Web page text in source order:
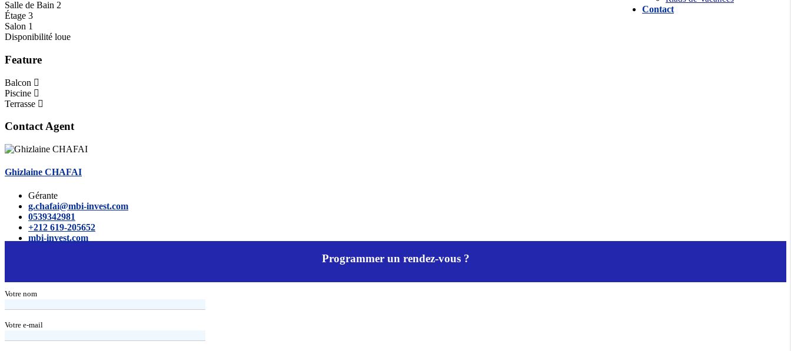
Contact
Salle de Bain 2
Étage 3
Salon 1
Disponibilité loue
Feature
Balcon
Piscine
Terrasse
Contact Agent
Ghizlaine CHAFAI
Gérante
g.chafai@mbi-invest.com
0539342981
+212 619-205652
mbi-invest.com
Programmer un rendez-vous ?
Votre nom
Votre e-mail